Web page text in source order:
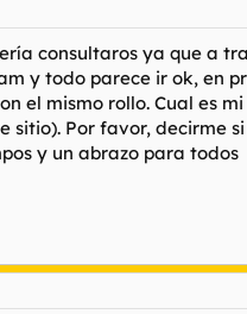
consultaros ya que a
y todo parece ir ok, en
el mismo rollo. Cual es
sitio). Por favor, decirme
y un abrazo para todos